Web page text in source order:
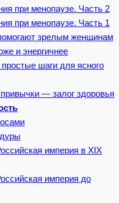
при менопаузе. Часть 2
при менопаузе. Часть 1
зрелым женщинам
и энергичнее
шаги для ясного
— залог здоровья
империя в XIX
империя до